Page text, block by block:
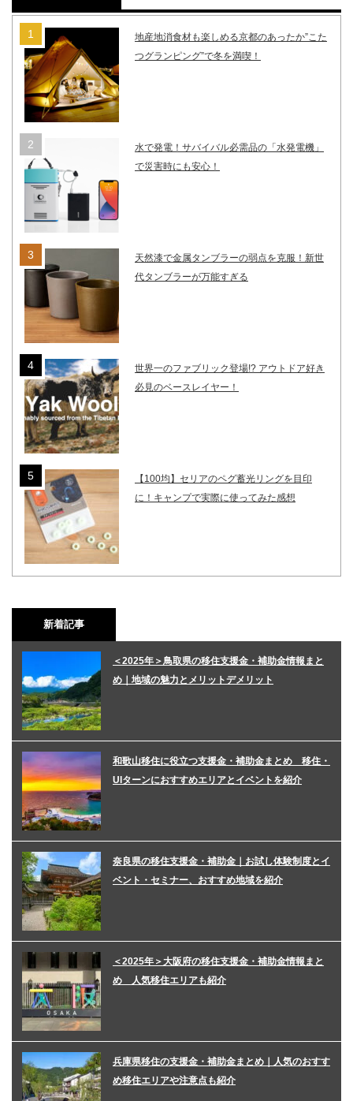
地産地消食材も楽しめる京都のあったか”こた
つグランピング”で冬を満喫！
水で発電！サバイバル必需品の「水発電機」
で災害時にも安心！
天然漆で金属タンブラーの弱点を克服！新世
代タンブラーが万能すぎる
世界一のファブリック登場!? アウトドア好き
必見のベースレイヤー！
【100均】セリアのペグ蓄光リングを目印
に！キャンプで実際に使ってみた感想
新着記事
＜2025年＞鳥取県の移住支援金・補助金情報まと
め｜地域の魅力とメリットデメリット
和歌山移住に役立つ支援金・補助金まとめ 移住・
UIターンにおすすめエリアとイベントを紹介
奈良県の移住支援金・補助金｜お試し体験制度とイ
ベント・セミナー、おすすめ地域を紹介
＜2025年＞大阪府の移住支援金・補助金情報まと
め 人気移住エリアも紹介
兵庫県移住の支援金・補助金まとめ｜人気のおすす
め移住エリアや注意点も紹介